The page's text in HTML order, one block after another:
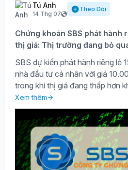
Tú Anh
14 Thg 07
Theo Dõi
Chứng khoán SBS phát hành
thị giá: Thị trường đang bỏ
SBS dự kiến phát hành riêng lẻ
nhà đầu tư cá nhân với giá
trong khi thị giá đang thấp hơn
Xem thêm